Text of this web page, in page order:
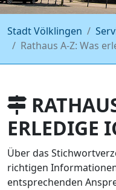
Stadt Völklingen
Rathaus A-Z: Was
ERLEDIGE
Über das
richtigen
entsprechenden